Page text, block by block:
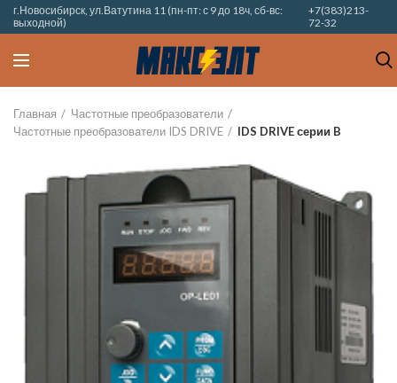
г.Новосибирск, ул.Ватутина 11 (пн-пт: с 9 до 18ч, сб-вс:
выходной)
+7(383)213-
72-32
Главная
Частотные преобразователи
Частотные преобразователи IDS DRIVE
IDS DRIVE серии B